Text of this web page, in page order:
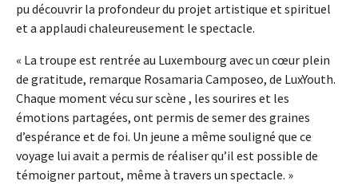
pu découvrir la profondeur du projet artistique et spirituel
et a applaudi chaleureusement le spectacle.
« La troupe est rentrée au Luxembourg avec un cœur plein
de gratitude, remarque Rosamaria Camposeo, de LuxYouth.
Chaque moment vécu sur scène , les sourires et les
émotions partagées, ont permis de semer des graines
d’espérance et de foi. Un jeune a même souligné que ce
voyage lui avait a permis de réaliser qu’il est possible de
témoigner partout, même à travers un spectacle. »